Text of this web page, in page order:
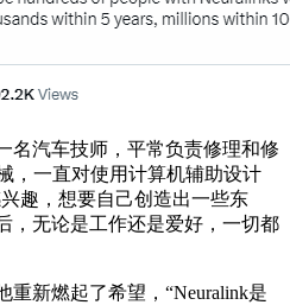
汽车技师，平常负责修理和修
，一直对使用计算机辅助设计
趣，想要自己创造出一些东
，无论是工作还是爱好，一切都
新燃起了希望，“Neuralink是